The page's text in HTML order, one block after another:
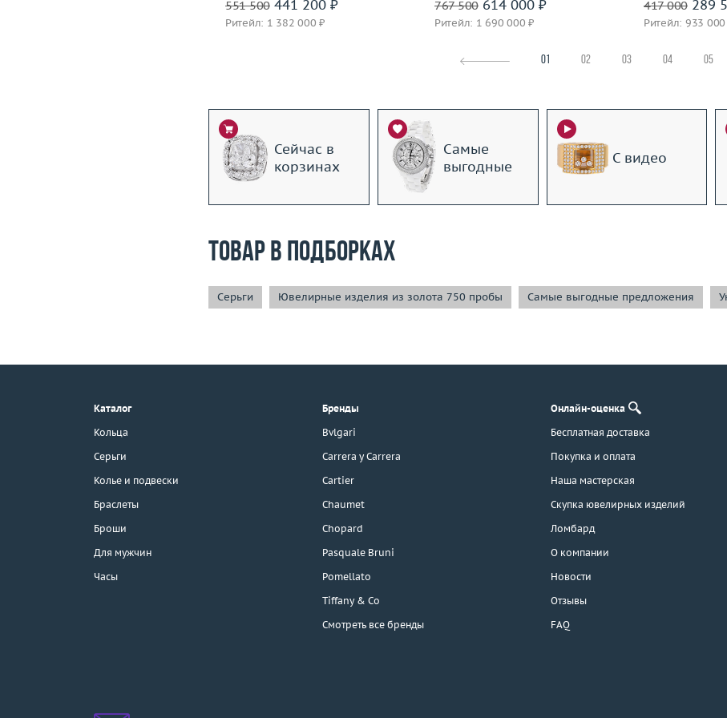
г. Москва, Тихвинский пер., д. 7,
3D-тур по шоуруму
551 500441 200 ₽
Ритейл: 1 382 000 ₽
767 500614 000 ₽
Ритейл: 1 690 000 ₽
417 000289
Ритейл: 933
01 02 03 04 05
Сейчас в
корзинах
Самые
выгодные
С видео
Товар в подборках
Серьги Ювелирные изделия из золота 750 пробы Самые выгодные предложения
Каталог
Кольца
Серьги
Колье и подвески
Браслеты
Броши
Для мужчин
Часы
Бренды
Bvlgari
Carrera y Carrera
Cartier
Chaumet
Chopard
Pasquale Bruni
Pomellato
Tiffany & Co
Смотреть все бренды
Онлайн-оценка
Бесплатная доставка
Покупка и оплата
Наша мастерская
Скупка ювелирных изделий
Ломбард
О компании
Новости
Отзывы
FAQ